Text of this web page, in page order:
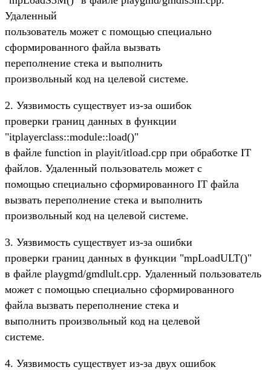
Удаленный
пользователь может с помощью специально
сформированного файла вызвать
переполнение стека и выполнить
произвольный код на целевой системе.
2. Уязвимость существует из-за ошибок
проверки границ данных в функции
"itplayerclass::module::load()"
в файле function in playit/itload.cpp при обработке IT
файлов. Удаленный пользователь может с
помощью специально сформированного IT файла
вызвать переполнение стека и выполнить
произвольный код на целевой системе.
3. Уязвимость существует из-за ошибки
проверки границ данных в функции "mpLoadULT()"
в файле playgmd/gmdlult.cpp. Удаленный пользователь
может с помощью специально сформированного
файла вызвать переполнение стека и
выполнить произвольный код на целевой
системе.
4. Уязвимость существует из-за двух ошибок